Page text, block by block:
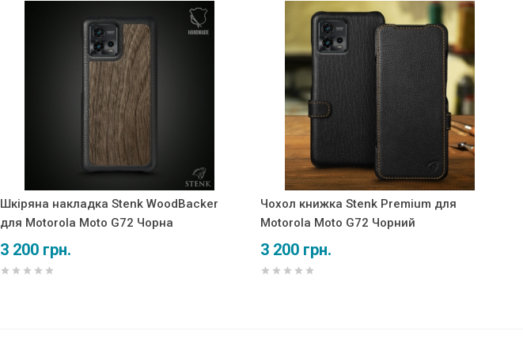
Шкіряна накладка Stenk WoodBacker
для Motorola Moto G72 Чорна
3 200 грн.
Чохол книжка Stenk Premium для
Motorola Moto G72 Чорний
3 200 грн.